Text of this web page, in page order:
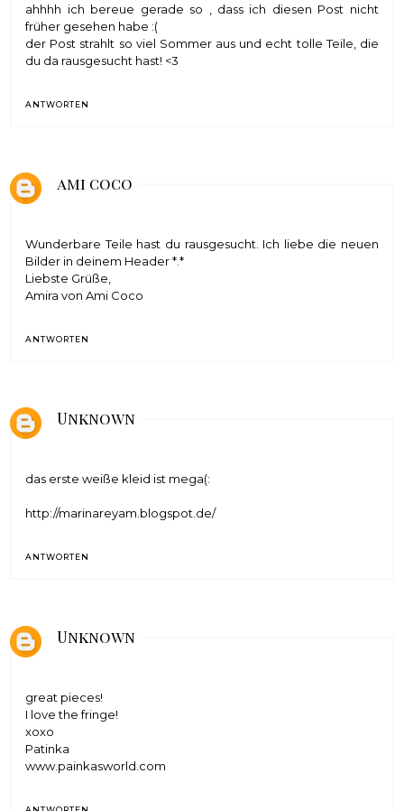
ahhhh ich bereue gerade so , dass ich diesen Post nicht
früher gesehen habe :(
der Post strahlt so viel Sommer aus und echt tolle Teile, die
du da rausgesucht hast! <3
ANTWORTEN
ami coco
Wunderbare Teile hast du rausgesucht. Ich liebe die neuen
Bilder in deinem Header *.*
Liebste Grüße,
Amira von Ami Coco
ANTWORTEN
Unknown
das erste weiße kleid ist mega(:
http://marinareyam.blogspot.de/
ANTWORTEN
Unknown
great pieces!
I love the fringe!
xoxo
Patinka
www.painkasworld.com